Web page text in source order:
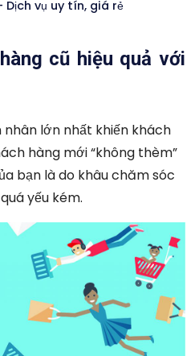
Dịch vụ uy tín, giá rẻ
cũ hiệu quả với
lớn nhất khiến khách
hàng mới “không thèm”
bạn là do khâu chăm sóc
yếu kém.